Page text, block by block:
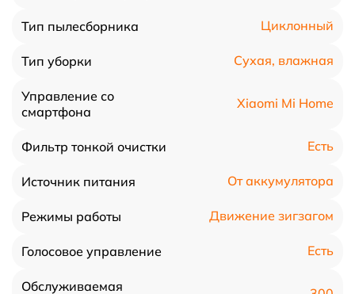
Тип пылесборника Циклонный
Тип уборки Сухая, влажная
Управление со
смартфона
Xiaomi Mi Home
Фильтр тонкой очистки Есть
Источник питания От аккумулятора
Режимы работы Движение зигзагом
Голосовое управление Есть
Обслуживаемая